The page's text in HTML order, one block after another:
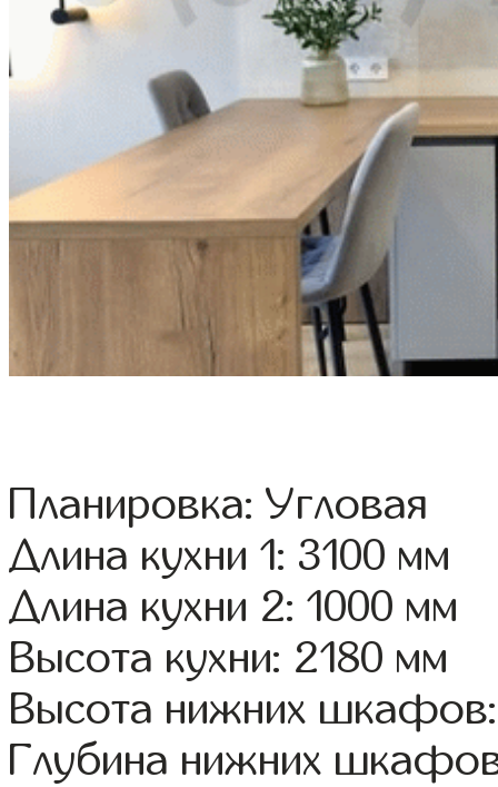
Планировка: Угловая
Длина кухни 1: 3100 мм
Длина кухни 2: 1000 мм
Высота кухни: 2180 мм
Высота нижних
Глубина нижних